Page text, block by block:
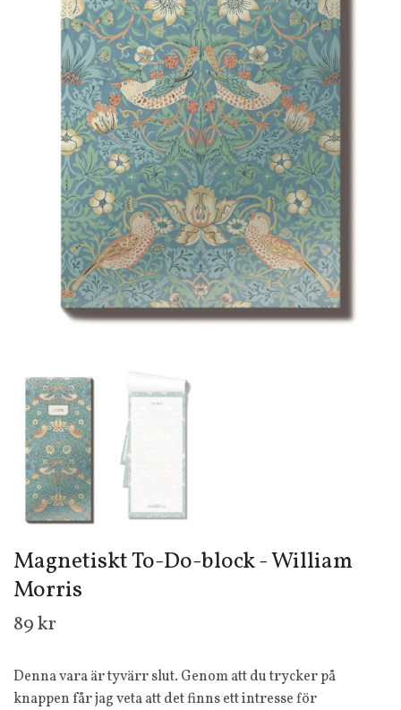
Magnetiskt To-Do-block - William
Morris
89 kr
Denna vara är tyvärr slut. Genom att du trycker på
knappen får jag veta att det finns ett intresse för